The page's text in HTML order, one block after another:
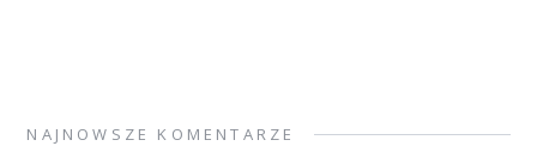
NAJNOWSZE KOMENTARZE